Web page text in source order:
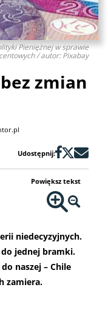
Pieniężnej w sprawie
/ autor: Pixabay
zmian
Udostępnij:
Powiększ tekst
niedecyzyjnych.
do jednej bramki.
naszej – Chile
zamiera.